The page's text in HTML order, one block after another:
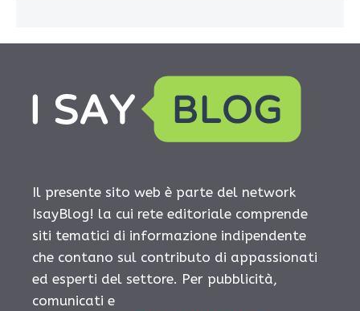
Il presente sito web è parte del network
IsayBlog! la cui rete editoriale comprende
siti tematici di informazione indipendente
che contano sul contributo di appassionati
ed esperti del settore. Per pubblicità,
comunicati e